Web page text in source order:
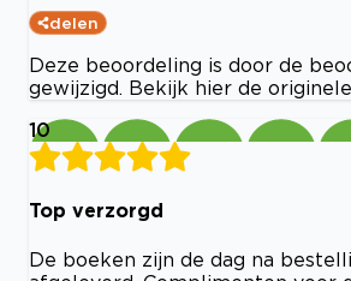
delen
Deze beoordeling is door de
gewijzigd. Bekijk hier de
10
Top verzorgd
De boeken zijn de dag na